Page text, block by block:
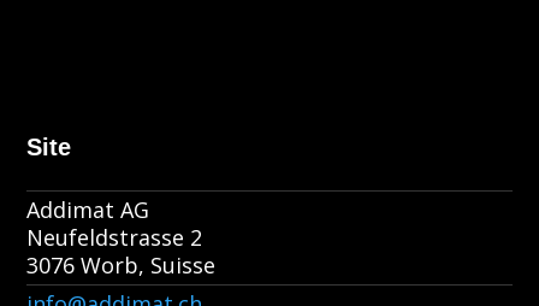
Site
Addimat AG
Neufeldstrasse 2
3076 Worb, Suisse